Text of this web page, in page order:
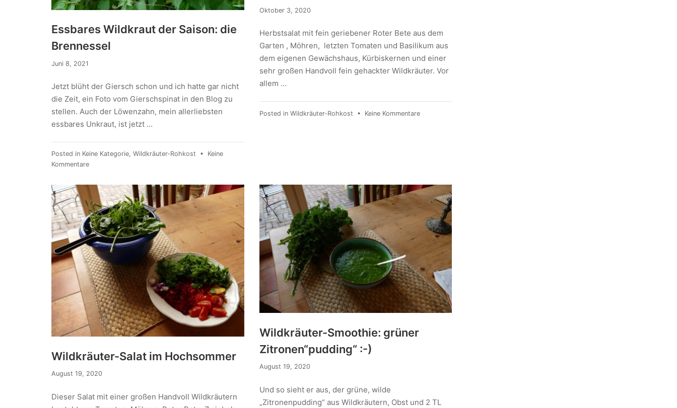
Essbares Wildkraut der Saison: die
Brennessel
Juni 8, 2021
Jetzt blüht der Giersch schon und ich hatte gar nicht
die Zeit, ein Foto vom Gierschspinat in den Blog zu
stellen. Auch der Löwenzahn, mein allerliebsten
essbares Unkraut, ist jetzt …
Posted in Keine Kategorie, Wildkräuter-Rohkost • Keine
Kommentare
Oktober 3, 2020
Herbstsalat mit fein geriebener Roter Bete aus dem
Garten , Möhren, letzten Tomaten und Basilikum aus
dem eigenen Gewächshaus, Kürbiskernen und einer
sehr großen Handvoll fein gehackter Wildkräuter. Vor
allem …
Posted in Wildkräuter-Rohkost • Keine Kommentare
Wildkräuter-Salat im Hochsommer
August 19, 2020
Dieser Salat mit einer großen Handvoll Wildkräutern
Wildkräuter-Smoothie: grüner
Zitronen“pudding“ :-)
August 19, 2020
Und so sieht er aus, der grüne, wilde
„Zitronenpudding“ aus Wildkräutern, Obst und 2 TL